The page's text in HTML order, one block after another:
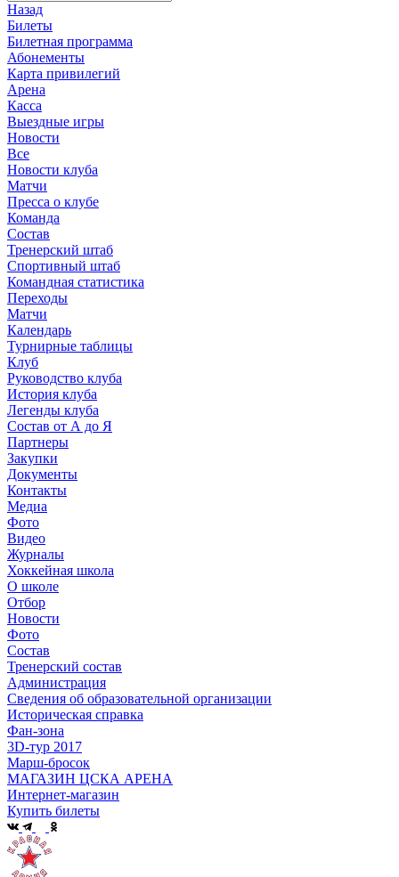
Назад
Билеты
Билетная программа
Абонементы
Карта привилегий
Арена
Касса
Выездные игры
Новости
Все
Новости клуба
Матчи
Пресса о клубе
Команда
Состав
Тренерский штаб
Спортивный штаб
Командная статистика
Переходы
Матчи
Календарь
Турнирные таблицы
Клуб
Руководство клуба
История клуба
Легенды клуба
Состав от А до Я
Партнеры
Закупки
Документы
Контакты
Медиа
Фото
Видео
Журналы
Хоккейная школа
О школе
Отбор
Новости
Фото
Состав
Тренерский состав
Администрация
Сведения об образовательной организации
Историческая справка
Фан-зона
3D-тур 2017
Марш-бросок
МАГАЗИН ЦСКА АРЕНА
Интернет-магазин
Купить билеты